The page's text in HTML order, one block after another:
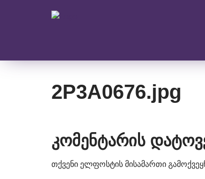
2P3A0676.jpg
კომენტარის
თქვენი ელფოსტის მისამართი